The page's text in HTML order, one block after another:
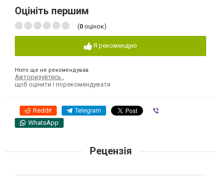
Оцініть першим
(0 оцінок)
Я рекомендую
Ніхто ще не рекомендував
Авторизуйтесь
щоб оцінити і порекомендувати
Reddit Telegram
WhatsApp
Рецензія